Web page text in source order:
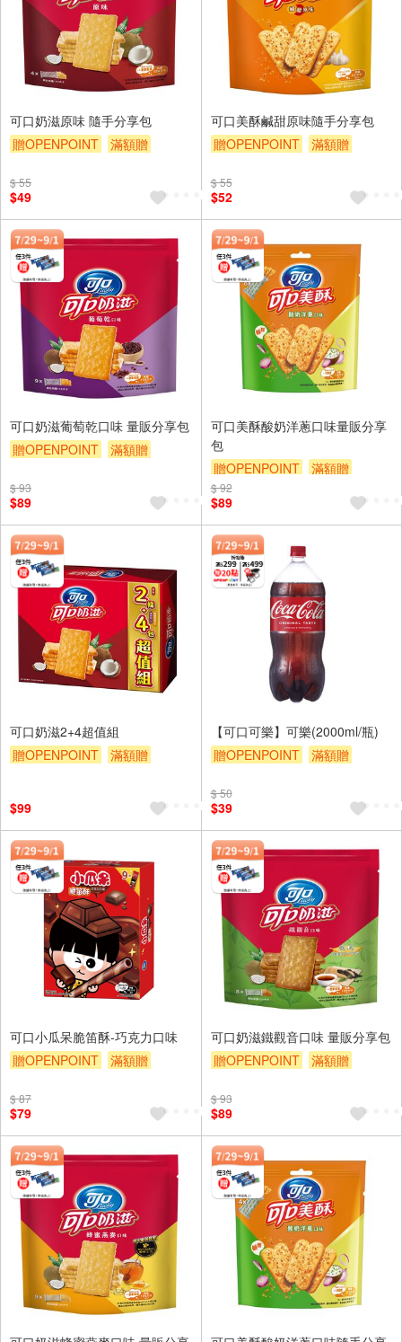
可口奶滋原味 隨手分享包
贈OPENPOINT
滿額贈
$ 55
$49
可口美酥鹹甜原味隨手分享包
贈OPENPOINT
滿額贈
$ 55
$52
可口奶滋葡萄乾口味 量販分享包
贈OPENPOINT
滿額贈
$ 93
$89
可口美酥酸奶洋蔥口味量販分享
包
贈OPENPOINT
滿額贈
滿額9折
$ 92
$89
可口奶滋2+4超值組
贈OPENPOINT
滿額贈
$99
【可口可樂】可樂(2000ml/瓶)
贈OPENPOINT
滿額贈
$ 50
$39
可口小瓜呆脆笛酥-巧克力口味
贈OPENPOINT
滿額贈
$ 87
$79
可口奶滋鐵觀音口味 量販分享包
贈OPENPOINT
滿額贈
$ 93
$89